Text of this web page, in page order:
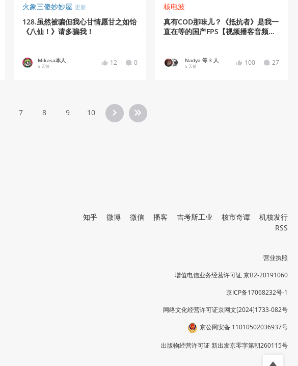
火象三傻妙妙屋 更新
128.虽然被骗但我心甘情愿甘之如饴
《八仙！》请多骗我！
Mikasa本人
5 天前 12 0
核电波
真有COD那味儿？《抵抗者》是我一
直在等的国产FPS【视频播客音频
Nadya 等 3 人
5 天前 100 27
7 8 9 10
知乎 微博 微信 播客 吉考斯工业 核市奇谭
机核发行
RSS
营业执照
增值电信业务经营许可证 京B2-20191060
京ICP备17068232号-1
网络文化经营许可证京网文[2024]1733-082号
京公网安备 11010502036937号
出版物经营许可证 新出发京零字第朝260115号